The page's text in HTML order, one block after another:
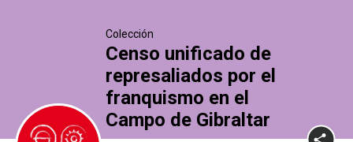
Colección
Censo unificado de
represaliados por el
franquismo en el
Campo de Gibraltar